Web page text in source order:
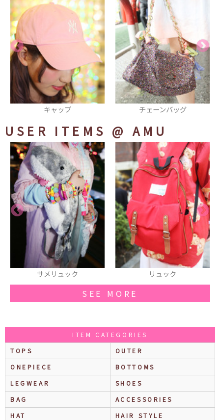
チェーンバッグ パーカ
USER ITEMS @ AMU
リュック 厚底シューズ
SEE MORE
ITEM CATEGORIES
TOPS
OUTER
ONEPIECE
BOTTOMS
LEGWEAR
SHOES
BAG
ACCESSORIES
HAT
HAIR STYLE